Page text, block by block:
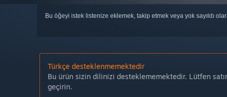
Bu öğeyi istek listenize eklemek, takip etmek veya yok sayıldı
Türkçe desteklenmemektedir
Bu ürün sizin dilinizi desteklememektedir. Lütfen
geçirin.